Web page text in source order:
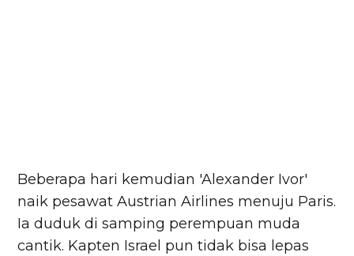
Beberapa hari kemudian 'Alexander Ivor'
naik pesawat Austrian Airlines menuju Paris.
Ia duduk di samping perempuan muda
cantik. Kapten Israel pun tidak bisa lepas